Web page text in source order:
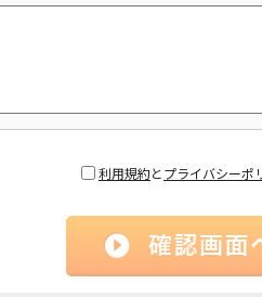
利用規約とプライバシーポ